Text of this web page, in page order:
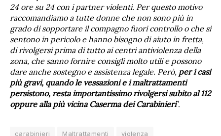
24 ore su 24 con i partner violenti. Per questo motivo
raccomandiamo a tutte donne che non sono più in
grado di sopportare il compagno fuori controllo o che si
sentono in pericolo e hanno bisogno di aiuto in fretta,
di rivolgersi prima di tutto ai centri antiviolenza della
zona, che sanno fornire consigli molto utili e possono
dare anche sostegno e assistenza legale. Però, per i casi
più gravi, quando le vessazioni e i maltrattamenti
persistono, resta importantissimo rivolgersi subito al 112
oppure alla più vicina Caserma dei Carabinieri”.
carabinieri Maltrattamenti violenza